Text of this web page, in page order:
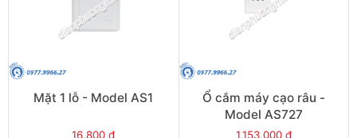
Mặt 1 lỗ - Model AS1
16,800 đ
Ổ cắm máy cạo râu -
Model AS727
1,153,000 đ